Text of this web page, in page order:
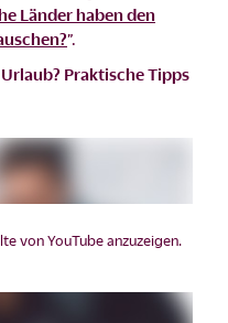
Länder haben den
”.
Praktische Tipps
von YouTube anzuzeigen.